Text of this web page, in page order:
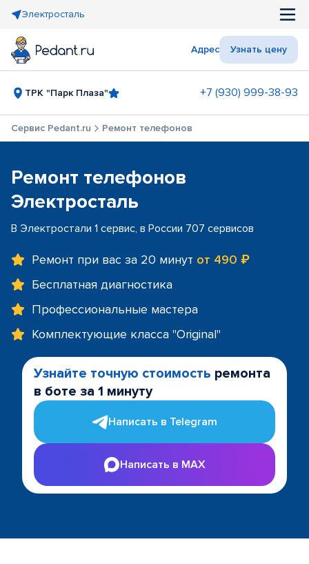
Электросталь
Адрес Узнать цену
ТРК "Парк Плаза" +7 (930) 999-38-93
Сервис Pedant.ru Ремонт телефонов
Ремонт телефонов
Электросталь
В Электростали 1 сервис, в России 707 сервисов
Ремонт при вас за 20 минут от 490 ₽
Бесплатная диагностика
Профессиональные мастера
Комплектующие класса "Original"
Узнайте точную стоимость ремонта
в боте за 1 минуту
Написать в Telegram
Написать в MAX